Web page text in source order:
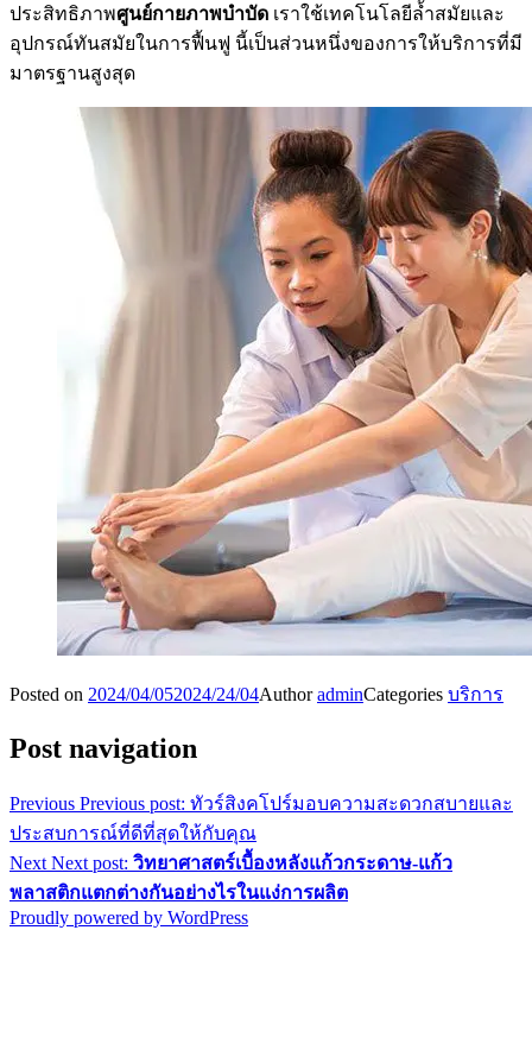
ประสิทธิภาพศูนย์กายภาพบำบัด เราใช้เทคโนโลยีล้ำสมัยและ
อุปกรณ์ทันสมัยในการฟื้นฟู นี้เป็นส่วนหนึ่งของการให้บริการที่มี
มาตรฐานสูงสุด
Posted on 2024/04/052024/24/04AuthoradminCategories บริการ
Post navigation
Previous Previous post: ทัวร์สิงคโปร์มอบความสะดวกสบายและ
ประสบการณ์ที่ดีที่สุดให้กับคุณ
Next Next post: วิทยาศาสตร์เบื้องหลังแก้วกระดาษ-แก้ว
พลาสติกแตกต่างกันอย่างไรในแง่การผลิต
Proudly powered by WordPress